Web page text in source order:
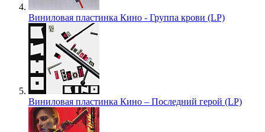
Виниловая пластинка Кино - Группа крови (LP)
Виниловая пластинка Кино – Последний герой (LP)